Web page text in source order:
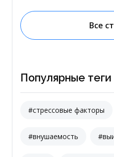
Все
Популярные теги
#стрессовые факторы
#внушаемость